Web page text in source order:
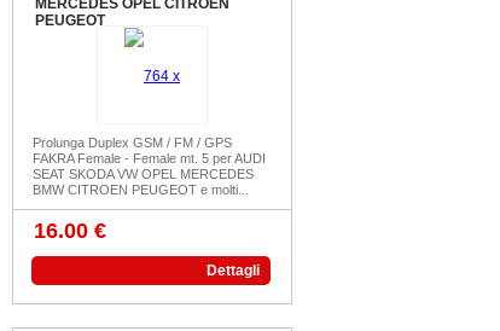
MERCEDES OPEL CITROEN
PEUGEOT
Prolunga Duplex GSM / FM / GPS
FAKRA Female - Female mt. 5 per AUDI
SEAT SKODA VW OPEL MERCEDES
BMW CITROEN PEUGEOT e molti...
16.00 €
Dettagli